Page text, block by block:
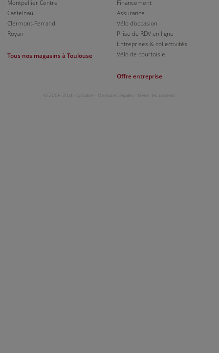
Montpellier Centre
Castelnau
Clermont-Ferrand
Royan
Tous nos magasins à Toulouse
Financement
Assurance
Vélo d'occasion
Prise de RDV en ligne
Entreprises & collectivités
Vélo de courtoisie
Offre entreprise
© 2005-2026 Cyclable - Mentions légales - Gérer les cookies